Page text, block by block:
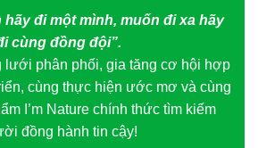
hãy đi một mình, muốn đi xa hãy
cùng đồng đội”.
lưới phân phối, gia tăng cơ hội hợp
cùng thực hiện ước mơ và cùng
I’m Nature chính thức tìm kiếm
đồng hành tin cậy!